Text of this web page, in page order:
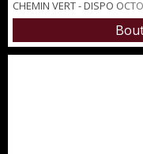
CHEMIN VERT - DISPO
boutique de 40 m² au RDC
POSSIBLES - Beaux
30.000 € loyer 2.500 € /